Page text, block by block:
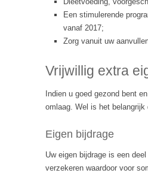
Een stimulerende
vanaf 2017;
Zorg vanuit uw
Vrijwillig extra
Indien u goed gezond bent
omlaag. Wel is het
Eigen bijdrage
Uw eigen bijdrage is een
verzekeren waardoor voor